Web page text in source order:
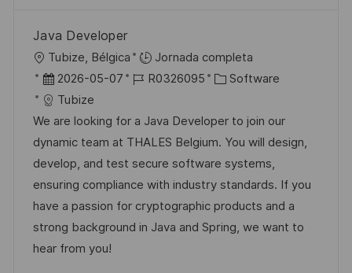
Java Developer
U
b
c
a
c
i
ó
n
Tubize, Bélgica
Jornada completa
F
e
c
h
a
d
e
p
u
2026-05-07
I
d
e
e
m
p
l
R0326095
C
t
e
g
o
r
í
Software
Tubize
We are looking for a Java Developer to join our
dynamic team at THALES Belgium. You will design,
develop, and test secure software systems,
ensuring compliance with industry standards. If you
have a passion for cryptographic products and a
strong background in Java and Spring, we want to
hear from you!